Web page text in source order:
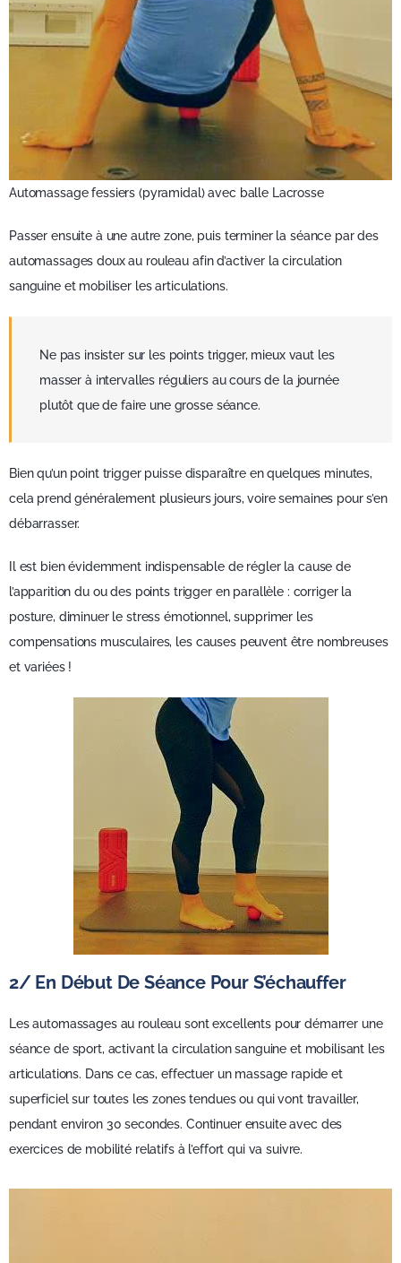
Automassage fessiers (pyramidal) avec balle Lacrosse
Passer ensuite à une autre zone, puis terminer la séance par des
automassages doux au rouleau afin d’activer la circulation
sanguine et mobiliser les articulations.
Ne pas insister sur les points trigger, mieux vaut les
masser à intervalles réguliers au cours de la journée
plutôt que de faire une grosse séance.
Bien qu’un point trigger puisse disparaître en quelques minutes,
cela prend généralement plusieurs jours, voire semaines pour s’en
débarrasser.
Il est bien évidemment indispensable de régler la cause de
l’apparition du ou des points trigger en parallèle : corriger la
posture, diminuer le stress émotionnel, supprimer les
compensations musculaires, les causes peuvent être nombreuses
et variées !
2/ En Début De Séance Pour S’échauffer
Les automassages au rouleau sont excellents pour démarrer une
séance de sport, activant la circulation sanguine et mobilisant les
articulations. Dans ce cas, effectuer un massage rapide et
superficiel sur toutes les zones tendues ou qui vont travailler,
pendant environ 30 secondes. Continuer ensuite avec des
exercices de mobilité relatifs à l’effort qui va suivre.